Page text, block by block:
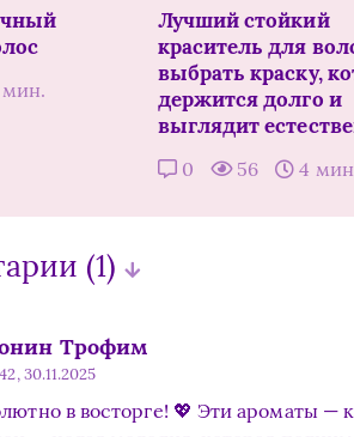
Лучший стойкий
краситель для
выбрать краску,
держится долго и
выглядит
0 56 4
(1)
Трофим
30.11.2025
в восторге! 💖 Эти ароматы —